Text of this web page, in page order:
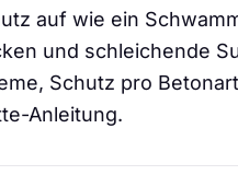
auf wie ein
und schleichende
Schutz pro
Anleitung.